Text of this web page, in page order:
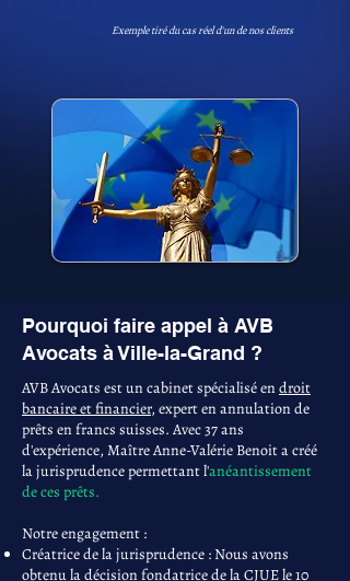
Exemple tiré du cas réel d'un de nos clients
Pourquoi faire appel à AVB
Avocats à Ville-la-Grand ?
AVB Avocats est un cabinet spécialisé endroit
bancaire et financier, expert en annulation de
prêts en francs suisses. Avec 37 ans
d'expérience, Maître Anne-Valérie Benoit a créé
la jurisprudence permettant l'anéantissement
de ces prêts.
Notre engagement :
Créatrice de la jurisprudence : Nous avons
obtenu la décision fondatrice de la CJUE le 10